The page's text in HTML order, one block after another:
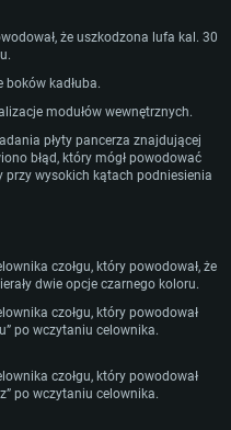
11: AMD Radeon 77XX / NVIDIA
to 720p
11: Nvidia GeForce 1060 lub
nie jest wspierany)
lub podobna od AMD/Nvidia.
(nie starsze niż 6
(nie starsze niż 6
ze wsparciem Vulkan
że uszkodzona lufa kal. 30
kadłuba.
modułów wewnętrznych.
płyty pancerza znajdującej
błąd, który mógł powodować
przy wysokich kątach podniesienia
czołgu, który powodował, że
dwie opcje czarnego koloru.
czołgu, który powodował
po wczytaniu celownika.
czołgu, który powodował
po wczytaniu celownika.